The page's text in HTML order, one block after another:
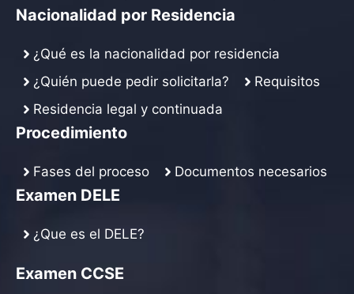
Nacionalidad por Residencia
¿Qué es la nacionalidad por residencia
¿Quién puede pedir solicitarla?
Requisitos
Residencia legal y continuada
Procedimiento
Fases del proceso Documentos necesarios
Examen DELE
¿Que es el DELE?
Examen CCSE